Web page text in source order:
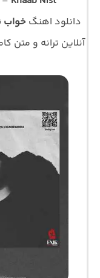
دانلود اهنگخواب
آنلاین ترانه و متن